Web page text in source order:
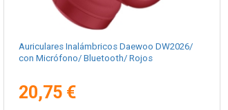
Auriculares Inalámbricos Daewoo DW2026/
con Micrófono/ Bluetooth/ Rojos
20,75 €